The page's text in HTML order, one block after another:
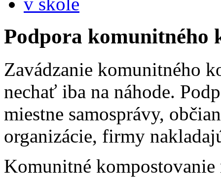
Podpora komunitného
Zavádzanie komunitného
nechať iba na náhode.
miestne samosprávy,
organizácie, firmy
Komunitné